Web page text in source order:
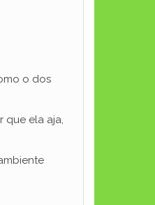
o dos
que ela aja,